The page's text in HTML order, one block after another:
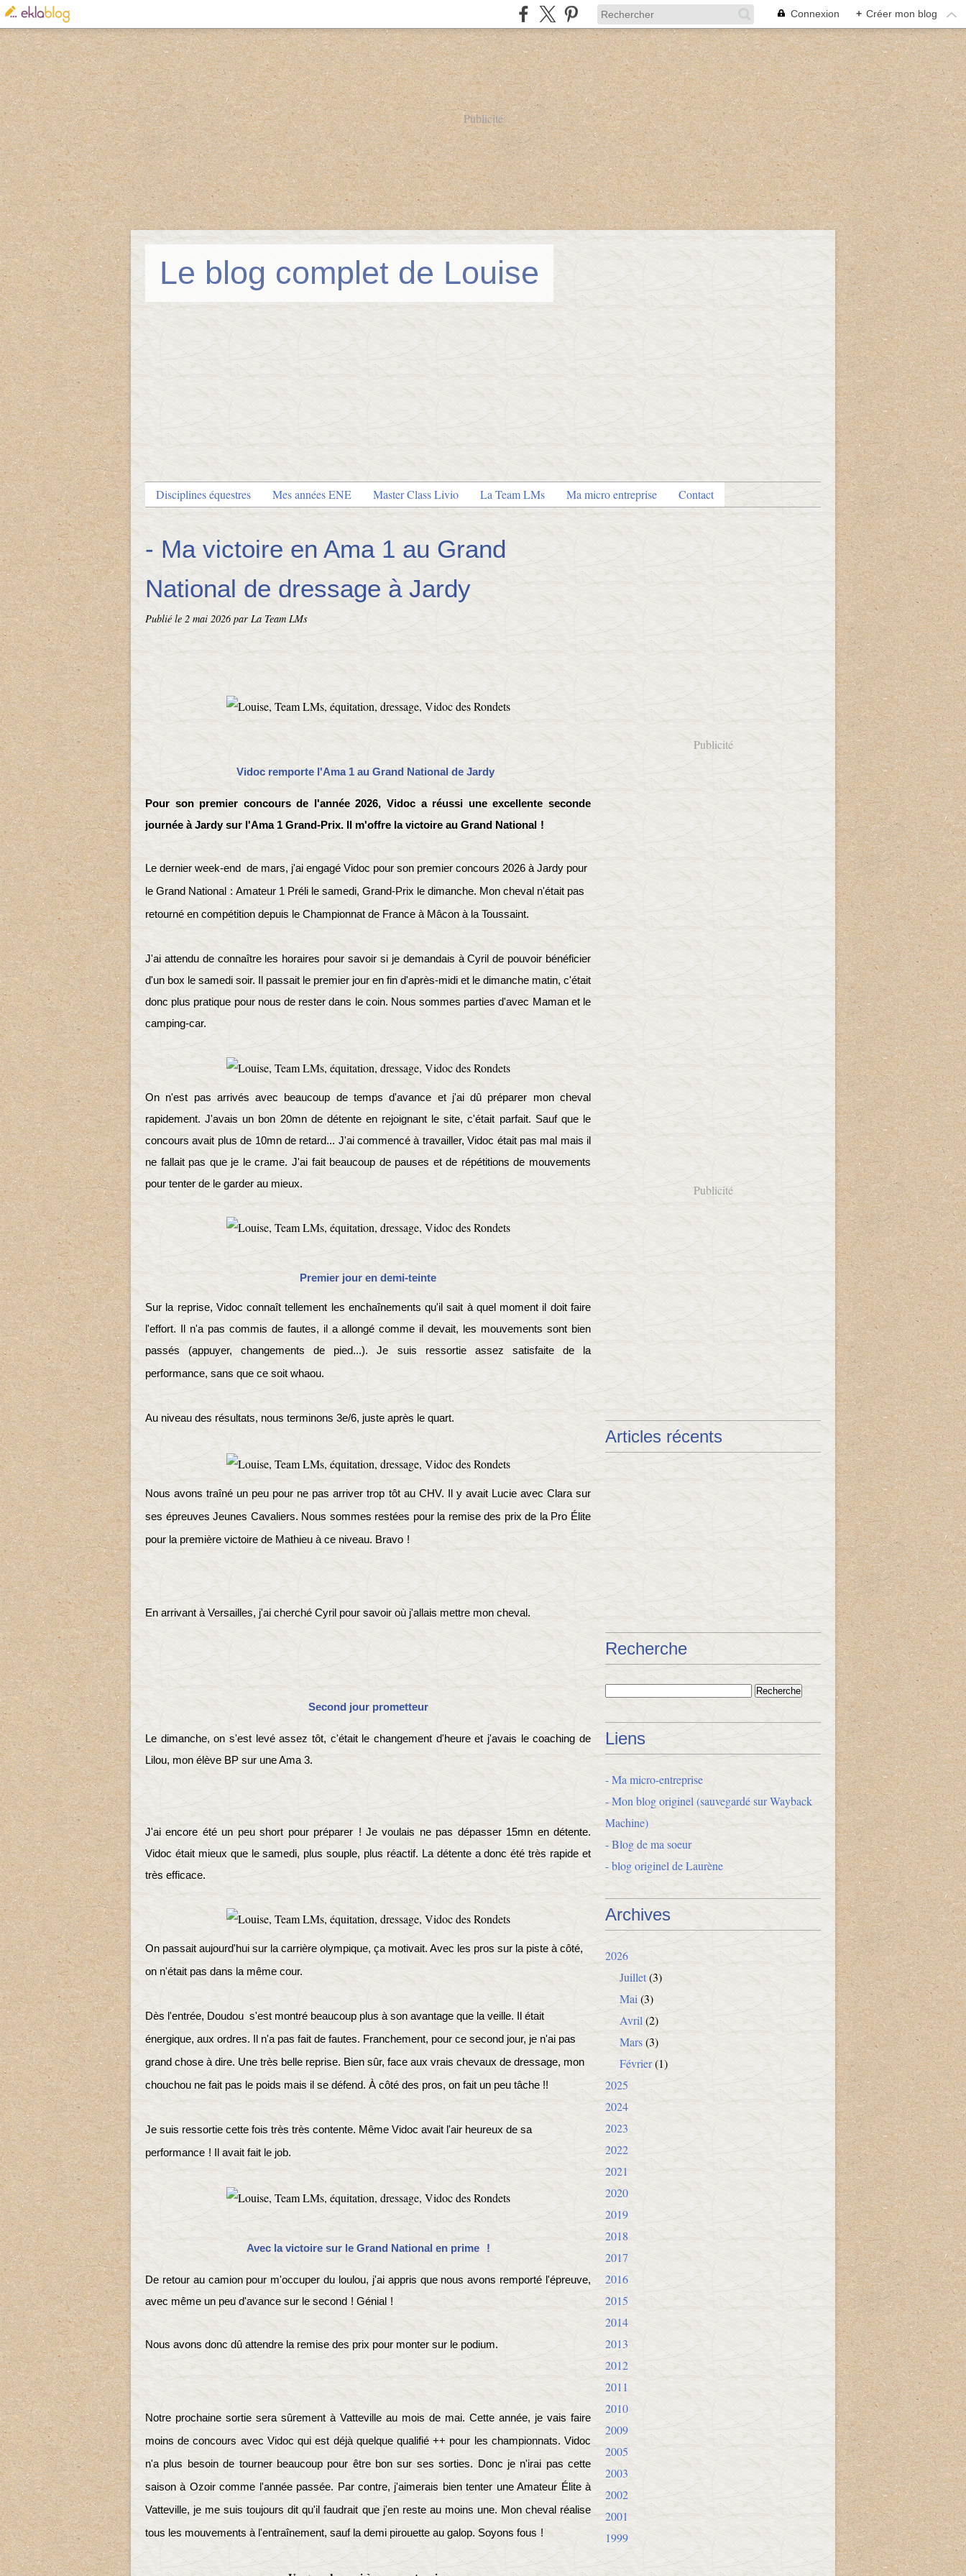
Connexion + Créer mon blog
Publicité
Le blog complet de Louise
Disciplines équestres Mes années ENE Master Class Livio La Team LMs Ma micro entreprise Contact
- Ma victoire en Ama 1 au Grand
National de dressage à Jardy
Publié le 2 mai 2026par La Team LMs
Vidoc remporte l'Ama 1 au Grand National de Jardy
Pour son premier concours de l'année 2026, Vidoc a réussi une excellente seconde
journée à Jardy sur l'Ama 1 Grand-Prix. Il m'offre la victoire au Grand National !
Le dernier week-end de mars, j'ai engagé Vidoc pour son premier concours 2026 à Jardy pour
le Grand National : Amateur 1 Préli le samedi, Grand-Prix le dimanche. Mon cheval n'était pas
retourné en compétition depuis le Championnat de France à Mâcon à la Toussaint.
J'ai attendu de connaître les horaires pour savoir si je demandais à Cyril de pouvoir bénéficier
d'un box le samedi soir. Il passait le premier jour en fin d'après-midi et le dimanche matin, c'était
donc plus pratique pour nous de rester dans le coin. Nous sommes parties d'avec Maman et le
camping-car.
On n'est pas arrivés avec beaucoup de temps d'avance et j'ai dû préparer mon cheval
rapidement. J'avais un bon 20mn de détente en rejoignant le site, c'était parfait. Sauf que le
concours avait plus de 10mn de retard... J'ai commencé à travailler, Vidoc était pas mal mais il
ne fallait pas que je le crame. J'ai fait beaucoup de pauses et de répétitions de mouvements
pour tenter de le garder au mieux.
Premier jour en demi-teinte
Sur la reprise, Vidoc connaît tellement les enchaînements qu'il sait à quel moment il doit faire
l'effort.
Il n'a pas commis de fautes, il a allongé comme il devait, les mouvements sont bien
passés (appuyer, changements de pied...).Je suis ressortie assez satisfaite de la
performance, sans que ce soit whaou.
Au niveau des résultats, nous terminons 3e/6, juste après le quart.
Nous avons traîné un peu pour ne pas arriver trop tôt au CHV. Il y avait Lucie avec Clara sur
ses épreuves Jeunes Cavaliers. Nous sommes restées pour la remise des prix de la Pro Élite
pour la première victoire de Mathieu à ce niveau. Bravo !
En arrivant à Versailles, j'ai cherché Cyril pour savoir où j'allais mettre mon cheval.
Second jour prometteur
Le dimanche, on s'est levé assez tôt, c'était le changement d'heure et j'avais le coaching de
Lilou, mon élève BP sur une Ama 3.
J'ai encore été un peu short pour préparer ! Je voulais ne pas dépasser 15mn en détente.
Vidoc était mieux que le samedi, plus souple, plus réactif. La détente a donc été très rapide et
très efficace.
On passait aujourd'hui sur la carrière olympique, ça motivait. Avec les pros sur la piste à côté,
on n'était pas dans la même cour.
Dès l'entrée, Doudou s'est montré beaucoup plus à son avantage que la veille. Il était
énergique, aux ordres. Il n'a pas fait de fautes. Franchement, pour ce second jour, je n'ai pas
grand chose à dire. Une très belle reprise. Bien sûr, face aux vrais chevaux de dressage, mon
chouchou ne fait pas le poids mais il se défend. À côté des pros, on fait un peu tâche !!
Je suis ressortie cette fois très très contente. Même Vidoc avait l'air heureux de sa
performance ! Il avait fait le job.
Avec la victoire sur le Grand National en prime !
De retour au camion pour m'occuper du loulou, j'ai appris que nous avons remporté l'épreuve,
avec même un peu d'avance sur le second ! Génial !
Nous avons donc dû attendre la remise des prix pour monter sur le podium.
Notre prochaine sortie sera sûrement à Vatteville au mois de mai. Cette année, je vais faire
moins de concours avec Vidoc qui est déjà quelque qualifié ++ pour les championnats. Vidoc
n'a plus besoin de tourner beaucoup pour être bon sur ses sorties. Donc je n'irai pas cette
saison à Ozoir comme l'année passée. Par contre, j'aimerais bien tenter une Amateur Élite à
Vatteville, je me suis toujours dit qu'il faudrait que j'en reste au moins une. Mon cheval réalise
tous les mouvements à l'entraînement, sauf la demi pirouette au galop. Soyons fous !
Publicité
Publicité
Articles récents
Recherche
Liens
- Ma micro-entreprise
- Mon blog originel (sauvegardé sur Wayback
Machine)
- Blog de ma soeur
- blog originel de Laurène
Archives
2026
Juillet(3)
Mai (3)
Avril (2)
Mars(3)
Février(1)
2025
2024
2023
2022
2021
2020
2019
2018
2017
2016
2015
2014
2013
2012
2011
2010
2009
2005
2003
2002
2001
1999